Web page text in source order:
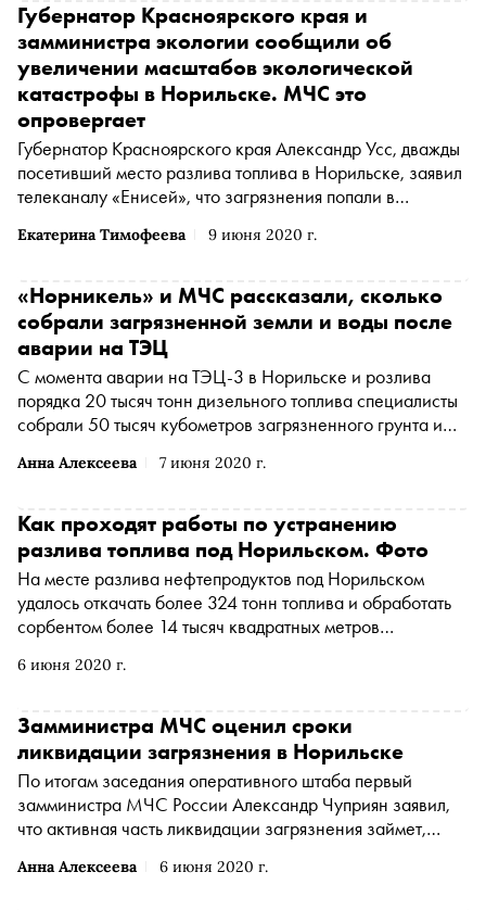
Екатерина Тимофеева 9 июня 2020 г.
Губернатор Красноярского края и
замминистра экологии сообщили об
увеличении масштабов экологической
катастрофы в Норильске. МЧС это
опровергает
Губернатор Красноярского края Александр Усс, дважды
посетивший место разлива топлива в Норильске, заявил
телеканалу «Енисей», что загрязнения попали в
увеличении масштаба экологической катастрофы
Гуменюк. В МЧС считают комментарии чиновников
некорректными
Анна Алексеева 7 июня 2020 г.
«Норникель» и МЧС рассказали, сколько
собрали загрязненной земли и воды после
аварии на ТЭЦ
С момента аварии на ТЭЦ-3 в Норильске и розлива
порядка 20 тысяч тонн дизельного топлива специалисты
собрали 50 тысяч кубометров загрязненного грунта и
президент «Норникеля», директор заполярного филиала
по ликвидации загрязнения. Об этом сообщает
корреспондент «Сноба» Анна Алексеева из здания
администрации Норильска
6 июня 2020 г.
Как проходят работы по устранению
разлива топлива под Норильском. Фото
На месте разлива нефтепродуктов под Норильском
удалось откачать более 324 тонн топлива и обработать
сорбентом более 14 тысяч квадратных метров
«Сноба» Анна Алексеева поделилась фотографиями
аварии
Анна Алексеева 6 июня 2020 г.
Замминистра МЧС оценил сроки
ликвидации загрязнения в Норильске
По итогам заседания оперативного штаба первый
замминистра МЧС России Александр Чуприян заявил,
что активная часть ликвидации загрязнения займет,
топлива будут собираться точечно на небольших